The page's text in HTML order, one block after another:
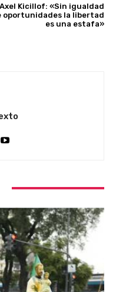
Axel Kicillof: «Sin igualdad
oportunidades la libertad
es una estafa»